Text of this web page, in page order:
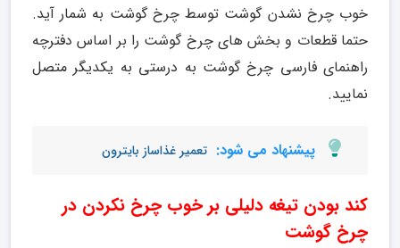
خوب چرخ نشدن گوشت توسط چرخ گوشت به شمار آید.
حتما قطعات و بخش های چرخ گوشت را بر اساس دفترچه
راهنمای فارسی چرخ گوشت به درستی به یکدیگر متصل
نمایید.
پیشنهاد می شود: تعمیر غذاساز بایترون
کند بودن تیغه دلیلی بر خوب چرخ نکردن در
چرخ گوشت